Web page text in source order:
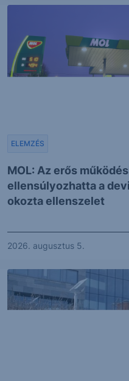
MOL: Az erős
ellensúlyozhatta a
okozta ellenszelet
ELEMZÉS
2026. augusztus 5.